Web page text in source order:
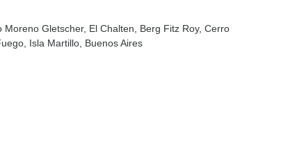
Moreno Gletscher, El Chalten , Berg Fitz Roy, Cerro
, Isla Martillo , Buenos Aires